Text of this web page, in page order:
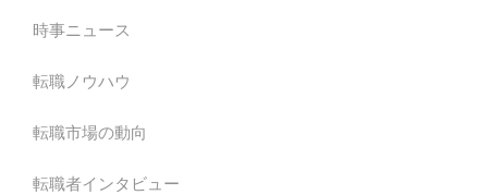
時事ニュース
転職ノウハウ
転職市場の動向
転職者インタビュー